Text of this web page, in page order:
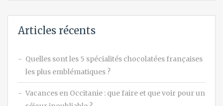
Articles récents
Quelles sont les 5 spécialités chocolatées françaises
les plus emblématiques ?
Vacances en Occitanie : que faire et que voir pour un